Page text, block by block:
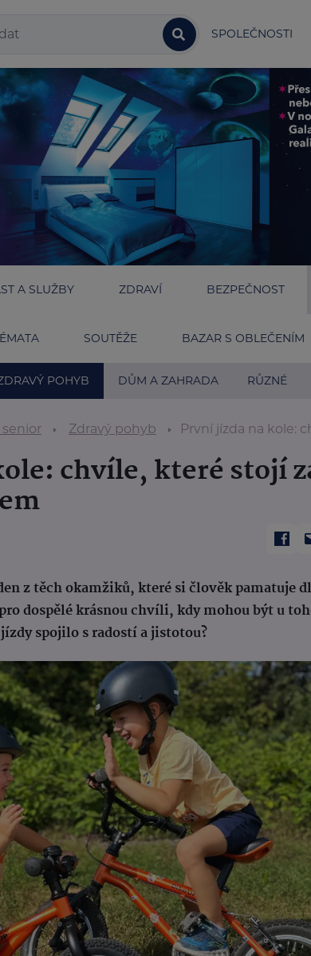
SPOLEČNOSTI
A SLUŽBY ZDRAVÍ BEZPEČNOST
SOUTĚŽE BAZAR S OBLEČENÍM
POHYB DŮM A ZAHRADA RŮZNÉ
Zdravý pohyb První jízda na kole: chvíle, které stojí za to zažít
chvíle, které stojí
z těch okamžiků, které si člověk pamatuje
dospělé krásnou chvíli, kdy mohou být u
spojilo s radostí a jistotou?